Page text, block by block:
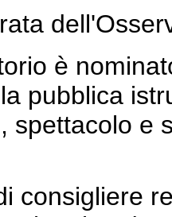
è
pubblica
spettacolo e
consigliere